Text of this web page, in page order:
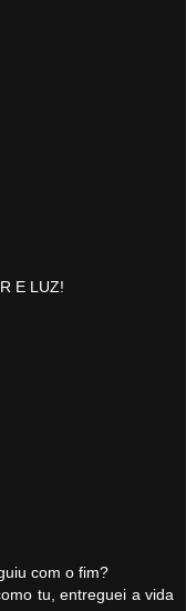
E LUZ!
com o fim?
tu, entreguei a vida